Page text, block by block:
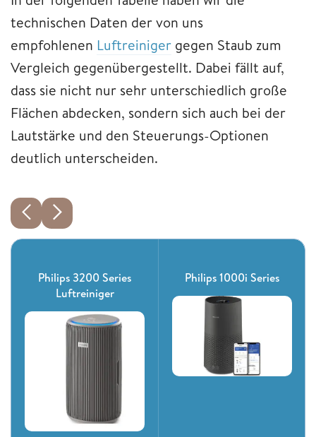
technischen Daten der von uns
empfohlenen Luftreiniger gegen Staub zum
Vergleich gegenübergestellt. Dabei fällt auf,
dass sie nicht nur sehr unterschiedlich große
Flächen abdecken, sondern sich auch bei der
Lautstärke und den Steuerungs-Optionen
deutlich unterscheiden.
Philips 3200 Series
Luftreiniger
Philips 1000i Series